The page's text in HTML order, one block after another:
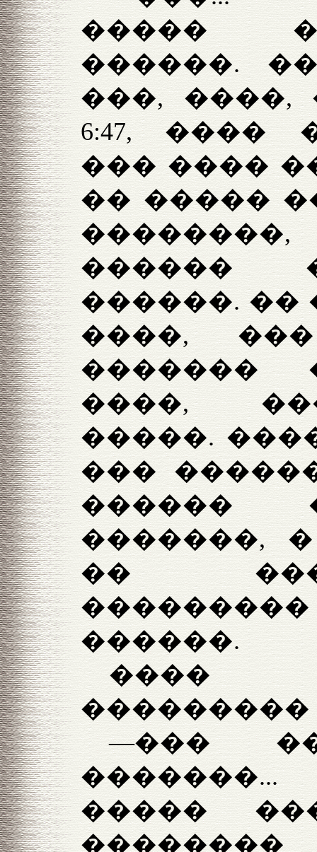
�����
������.
���, ����,
6:47, ����
��� ����
�� �����
������
������. ��
����,
�������
����,
�����.
���
������
�������,
��
������.
����
���������
—���
�����